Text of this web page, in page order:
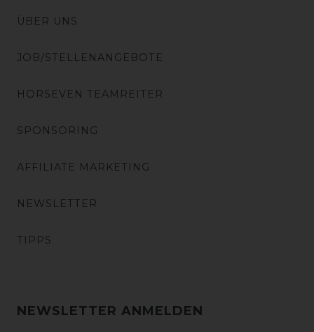
ÜBER UNS
JOB/STELLENANGEBOTE
HORSEVEN TEAMREITER
SPONSORING
AFFILIATE MARKETING
NEWSLETTER
TIPPS
NEWSLETTER ANMELDEN